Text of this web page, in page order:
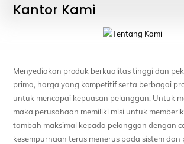
Kantor Kami
Menyediakan produk berkualitas tinggi dan
prima, harga yang kompetitif serta berbagai
untuk mencapai kepuasan pelanggan. Untuk
maka perusahaan memiliki misi untuk
tambah maksimal kepada pelanggan dengan
kesempurnaan terus menerus pada sistem dan